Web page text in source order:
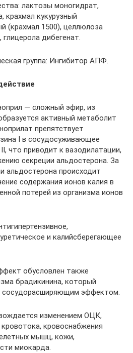
лактозы моногидрат,
крахмал кукурузный
(крахмал 1500), целлюлоза
дибегенат.
группа: Ингибитор АПФ.
— сложный эфир, из
активный метаболит
препятствует
I в сосудосуживающее
что приводит к вазодилатации,
секреции альдостерона. За
альдостерона происходит
содержания ионов калия в
потерей из организма ионов
и калийсберегающее
обусловлен также
брадикинина, который
эффектом.
изменением ОЦК,
кровоснабжения
мышц, кожи,
миокарда.